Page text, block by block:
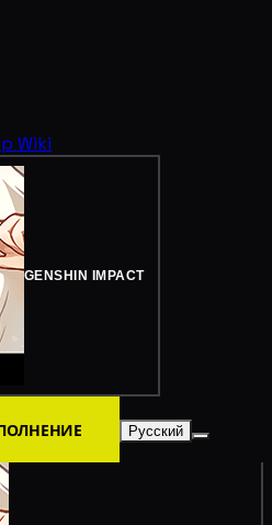
Wiki
GENSHIN IMPACT
Русский